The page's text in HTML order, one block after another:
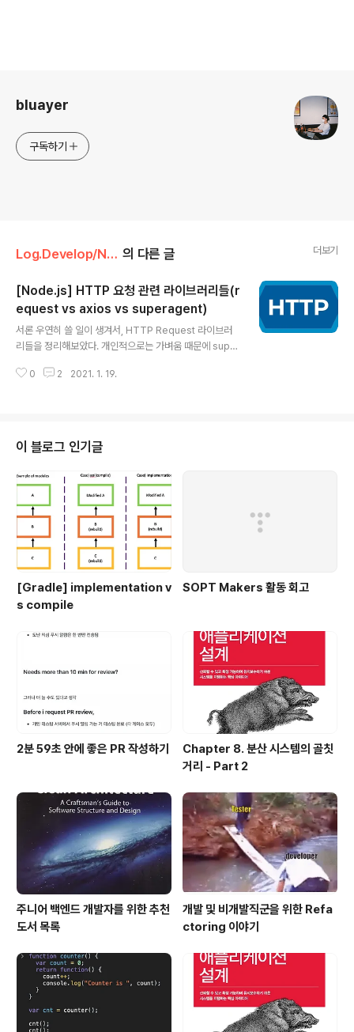
bluayer
구독하기
Log.Develop/Node.js 의 다른 글 더보기
[Node.js] HTTP 요청 관련 라이브러리들(r
equest vs axios vs superagent)
서론 우연히 쓸 일이 생겨서, HTTP Request 라이브러
리들을 정리해보았다. 개인적으로는 가벼움 때문에 super
쓸 수 있는 구조로 되어 있어 편리하게 사용하였다. 1. req
ent by creating an account on GitHub. github.co
m 상당히 다양한 HTTP request 형식을 지원하고 있고,
npm 초창기부터 있던 모듈이다. 2020년 2월 11일 이후
로 deprec..
0 2 2021. 1. 19.
이 블로그 인기글
[Gradle] implementation v
s compile
SOPT Makers 활동 회고
2분 59초 안에 좋은 PR 작성하기
Chapter 8. 분산 시스템의 골칫
거리 - Part 2
주니어 백엔드 개발자를 위한 추천
도서 목록
개발 및 비개발직군을 위한 Refa
ctoring 이야기